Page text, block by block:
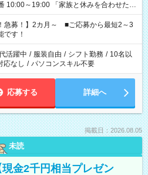
「家族と休みを合わせた
飯の準備がしたい」 「できれば残業はし
えてくださいね。 ※Wワーク希望
で希望する勤務時間と、もう1つのお仕事
40時間を超える場合は応募できません。
急募！】2カ月～ ■ご応募から最短2～3
です！
活躍中 / 服装自由 / シフト勤務 / 10名以
応なし / パソコンスキル不要
応募する 詳細へ
掲載日：2026.08.05
未読
金2千円相当プレゼン